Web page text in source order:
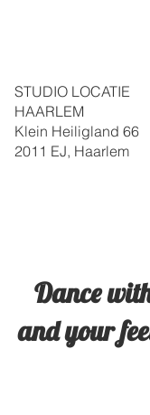
STUDIO LOCATIE
HAARLEM
Klein Heiligland 66
2011 EJ, Haarlem
Dance
and your